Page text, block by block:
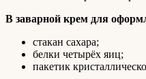
В заварной крем для
стакан сахара;
белки четырёх яиц;
пакетик